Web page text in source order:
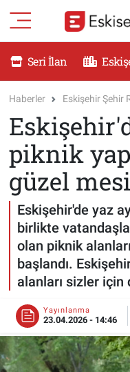
Seri İlan
Haberler Eskişehir Şehir
piknik
güzel
Eskişehir'de yaz
birlikte
olan piknik
başlandı.
alanları sizler
Yayınlanma
23.04.2026 - 14:46
RESMİ İLANLAR
DÜNYA
SAĞLIK
MAGAZİN
KADIN
TEKNOLOJİ
ESKİŞEHİR
Eskişehir Haber
Eskişehir
Eskişehir
Eskişehir Trafik
Süper Lig Puan
Tüm Manşetler
Son Dakika